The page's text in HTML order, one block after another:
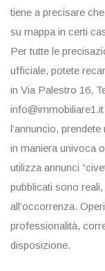
tiene a precisare
su mappa in certi
Per tutte le
ufficiale, potete
in Via Palestro 16,
l’annuncio,
in maniera univoca
utilizza annunci
pubblicati sono
all’occorrenza.
professionalità,
disposizione.